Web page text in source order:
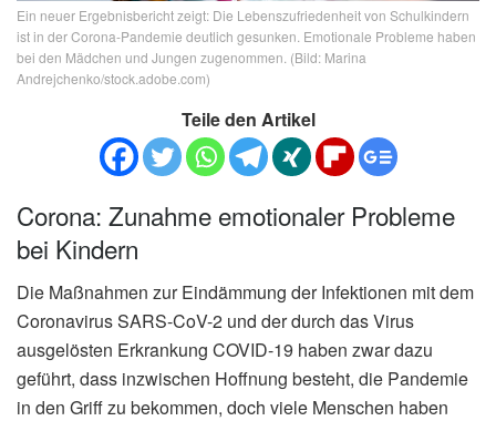
Ein neuer Ergebnisbericht zeigt: Die Lebenszufriedenheit von Schulkindern
ist in der Corona-Pandemie deutlich gesunken. Emotionale Probleme haben
bei den Mädchen und Jungen zugenommen. (Bild: Marina
Andrejchenko/stock.adobe.com)
Teile den Artikel
Corona: Zunahme emotionaler Probleme
bei Kindern
Die Maßnahmen zur Eindämmung der Infektionen mit dem
Coronavirus SARS-CoV-2 und der durch das Virus
ausgelösten Erkrankung COVID-19 haben zwar dazu
geführt, dass inzwischen Hoffnung besteht, die Pandemie
in den Griff zu bekommen, doch viele Menschen haben